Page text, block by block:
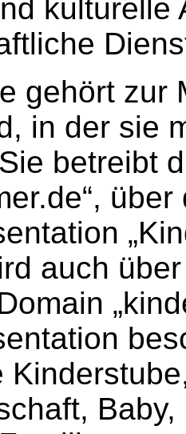
kulturelle
gehört zur
in der sie
betreibt
auch